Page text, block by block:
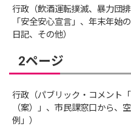
行政（飲酒運転撲滅、暴力団
「安全安心宣言」、年末年始
日記、その他）
2ページ
行政（パブリック・コメント
（案）」、市民課窓口から、
例」）